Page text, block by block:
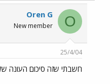
O
Oren G
New member
25/4/04
חשבתי שזה סיכום העונה